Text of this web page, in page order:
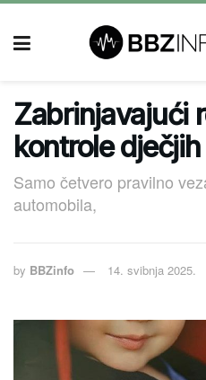
Zabrinjavajući
kontrole
Samo četvero pravilno
automobila,
by BBZinfo 14. svibnja 2025.